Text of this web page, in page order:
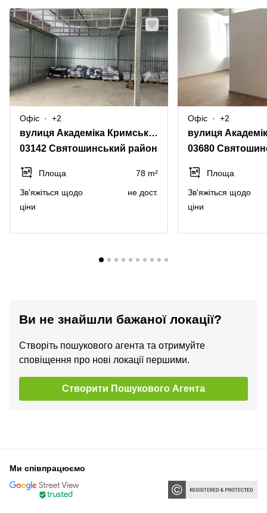
Офіс +2
вулиця Академіка Кримського 4А
03142 Святошинський район
Площа
78 m²
Зв'яжіться щодо
ціни
не дост.
Офіс +2
03680
Площа
Зв'яжіться щодо
ціни
Ви не знайшли бажаної локації?
Створіть пошукового агента та отримуйте
сповіщення про нові локації першими.
Створити Пошукового Агента
Ми співпрацюємо